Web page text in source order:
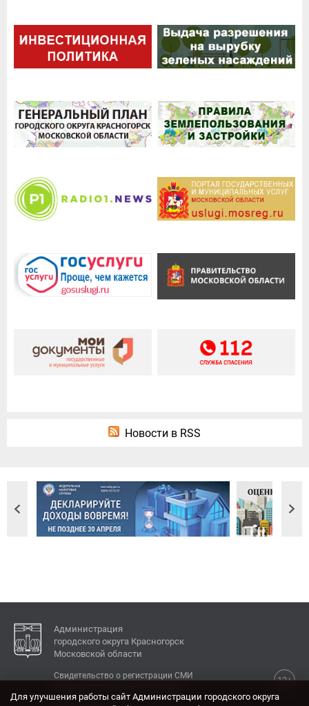
Новости в RSS
Администрация
городского округа Красногорск
Московской области
12+
Свидетельство о регистрации СМИ
Для улучшения работы сайт Администрации городского округа